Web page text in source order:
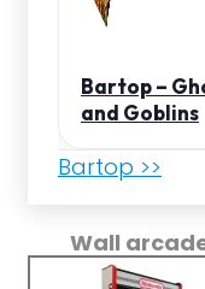
Bartop –
and Goblins
Bartop >>
Wall